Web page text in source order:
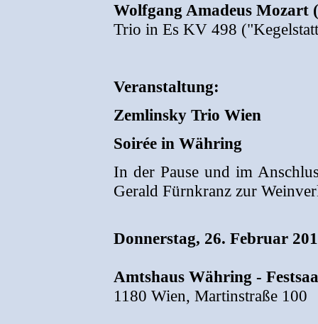
Wolfgang Amadeus Mozart
Trio in Es KV 498
Veranstaltung:
Zemlinsky Trio Wien
Soirée in Währing
In der Pause und im
Gerald Fürnkranz zur
Donnerstag, 26. Februar
Amtshaus Währing -
1180 Wien, Martinstraße 100